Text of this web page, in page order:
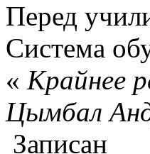
Перед
Система
« Крайнее
Цымбал
Записан